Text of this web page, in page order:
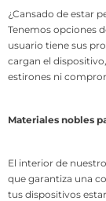
¿Cansado de estar
Tenemos opciones
usuario tiene sus
cargan el
estirones ni
Materiales nobles
El interior de
que garantiza una
tus dispositivos